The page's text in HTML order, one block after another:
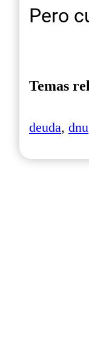
Pero
Temas
deuda, dnu